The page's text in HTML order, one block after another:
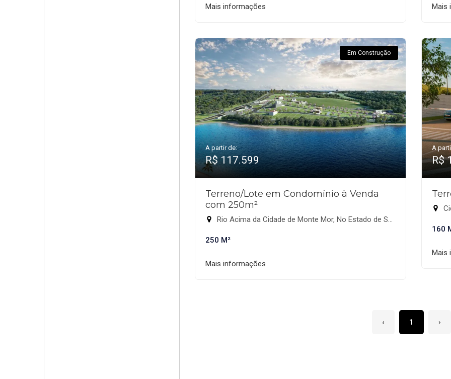
Mais informações Mais
Em Construção
A partir de:
R$ 117.599
Terreno/Lote em Condomínio à Venda
com 250m²
Rio Acima da Cidade de Monte Mor, No Estado de São Paulo., Monte Mor-SP
250 M²
Mais informações
A
R$
160
Mais
‹ 1 ›